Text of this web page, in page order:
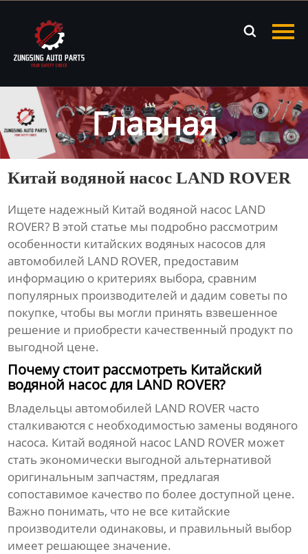

Продукция
Новости
О нас
Контакты
Главная
Китай водяной насос LAND ROVER
Ищете надежный Китай водяной насос LAND
ROVER? В этой статье мы подробно рассмотрим
особенности китайских водяных насосов для
автомобилей LAND ROVER, предоставим
информацию о критериях выбора, сравним
популярных производителей и дадим советы по
покупке, чтобы вы могли принять взвешенное
решение и приобрести качественный продукт по
выгодной цене.
Почему стоит рассмотреть Китайский
водяной насос для LAND ROVER?
Владельцы автомобилей LAND ROVER часто
сталкиваются с необходимостью замены водяного
насоса. Китай водяной насос LAND ROVER может
стать экономически выгодной альтернативой
оригинальным запчастям, предлагая
сопоставимое качество по более доступной цене.
Важно понимать, что не все китайские
производители одинаковы, и правильный выбор
имеет решающее значение.